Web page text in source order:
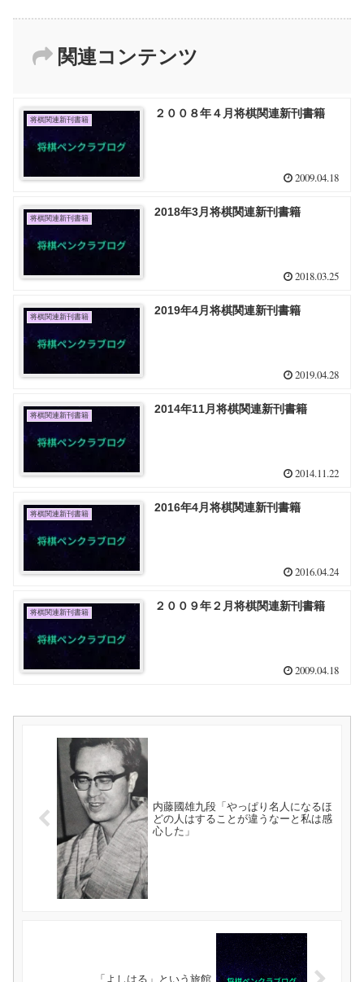
関連コンテンツ
将棋関連新刊書籍 ２００８年４月将棋関連新刊書籍
2009.04.18
将棋関連新刊書籍 2018年3月将棋関連新刊書籍
2018.03.25
将棋関連新刊書籍 2019年4月将棋関連新刊書籍
2019.04.28
将棋関連新刊書籍 2014年11月将棋関連新刊書籍
2014.11.22
将棋関連新刊書籍 2016年4月将棋関連新刊書籍
2016.04.24
将棋関連新刊書籍 ２００９年２月将棋関連新刊書籍
2009.04.18
内藤國雄九段「やっぱり名人になるほ
どの人はすることが違うなーと私は感
心した」
「よしはる」という旅館